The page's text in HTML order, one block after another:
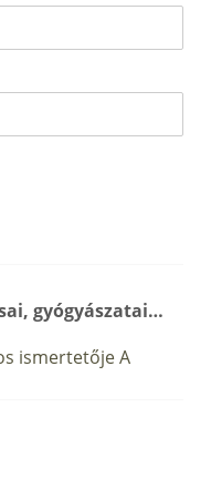
gyógyászatai…
ismertetője A